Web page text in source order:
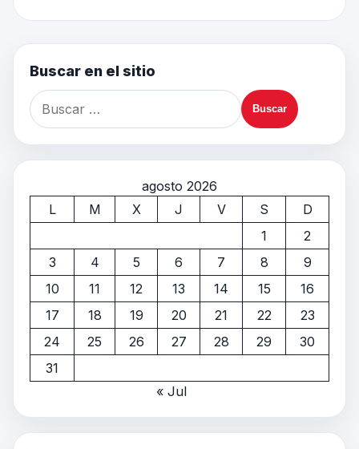
Buscar en el sitio
agosto 2026
L
M X J V S
D
1
2
3
4 5 6 7 8
9
10
11 12 13 14 15
16
17
18 19 20 21 22
23
24
25 26 27 28 29
30
31
« Jul